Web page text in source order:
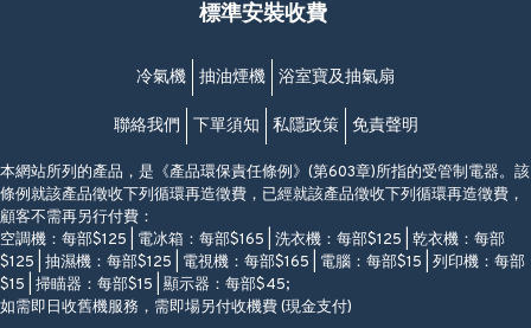
香港香港仔成都道20-28號
(黃竹坑地鐵站轉4M專線小巴)
標準安裝收費
冷氣機 抽油煙機 浴室寶及抽氣扇
聯絡我們 下單須知 私隱政策 免責聲明
本網站所列的產品，是《產品環保責任條例》(第603章)所指的受管制電器。該
條例就該產品徵收下列循環再造徵費，已經就該產品徵收下列循環再造徵費，
顧客不需再另行付費：
空調機：每部$125 | 電冰箱：每部$165 | 洗衣機：每部$125 | 乾衣機：每部
$125 | 抽濕機：每部$125 | 電視機：每部$165 | 電腦：每部$15 | 列印機：每部
$15 | 掃瞄器：每部$15 | 顯示器：每部$45;
如需即日收舊機服務，需即場另付收機費 (現金支付)